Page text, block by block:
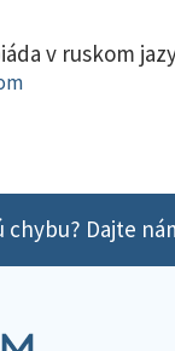
v ruskom
Dajte